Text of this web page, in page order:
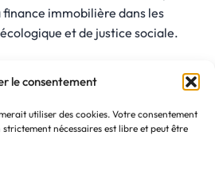
le consentement
utiliser des cookies. Votre consentement
nécessaires est libre et peut être
immobilière dans les
et de justice sociale.
immobilier – 2025